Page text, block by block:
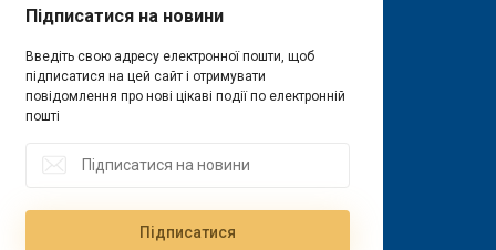
Підписатися на новини
Введіть свою адресу електронної пошти, щоб
підписатися на цей сайт і отримувати
повідомлення про нові цікаві події по електронній
пошті